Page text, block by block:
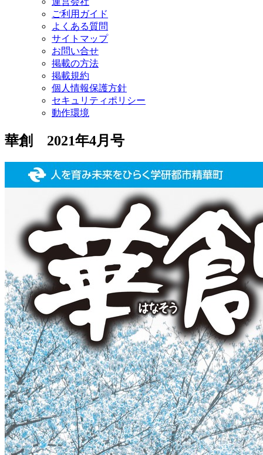
ご利用ガイド
よくある質問
サイトマップ
お問い合せ
掲載の方法
掲載規約
個人情報保護方針
セキュリティポリシー
動作環境
華創 2021年4月号